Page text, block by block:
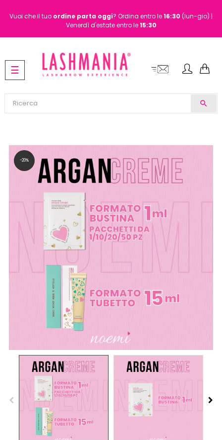
Vuoi che il tuo ordine parta oggi? Ordina entro le16:30 (lun-gio) |
Venerdì d'estate entro le15:30
search
navigazione
Toggle
☰
-20%